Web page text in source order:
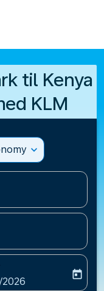
til Kenya
KLM
expand_more
labelreturn-date-
today